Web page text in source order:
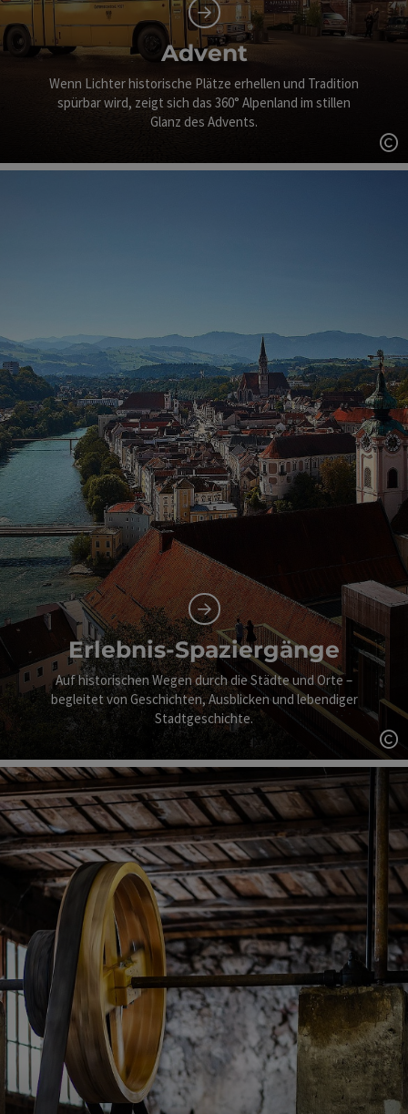
Advent
Wenn Lichter historische Plätze erhellen und Tradition
spürbar wird, zeigt sich das 360° Alpenland im stillen
Glanz des Advents.
Erlebnis-Spaziergänge
Auf historischen Wegen durch die Städte und Orte –
begleitet von Geschichten, Ausblicken und lebendiger
Stadtgeschichte.